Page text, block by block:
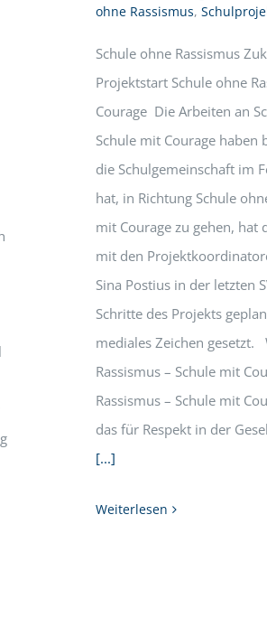
ohne Rassismus,
Schule ohne Rassismus
Projektstart Schule ohne
Courage Die Arbeiten an
Schule mit Courage haben
die Schulgemeinschaft im
hat, in Richtung Schule
mit Courage zu gehen, hat
mit den
Sina Postius in der letzten
Schritte des Projekts
mediales Zeichen gesetzt.
Rassismus – Schule mit
Rassismus – Schule mit
das für Respekt in der
[...]
Weiterlesen